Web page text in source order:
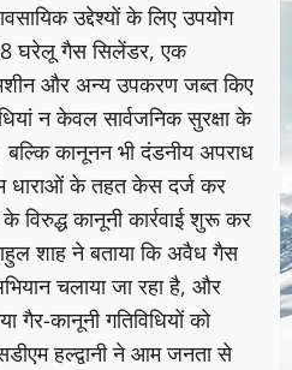
उद्देश्यों के लिए उपयोग
घरेलू गैस सिलेंडर, एक
और अन्य उपकरण जब्त किए
न केवल सार्वजनिक सुरक्षा के
कानूनन भी दंडनीय अपराध
धाराओं के तहत केस दर्ज कर
विरुद्ध कानूनी कार्रवाई शुरू कर
शाह ने बताया कि अवैध गैस
चलाया जा रहा है, और
गैर-कानूनी गतिविधियों को
हल्द्वानी ने आम जनता से